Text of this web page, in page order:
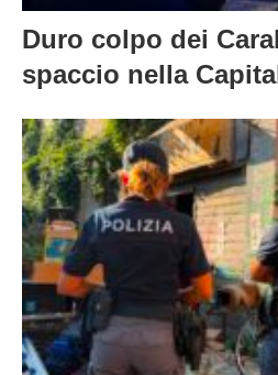
Duro colpo dei
spaccio nella